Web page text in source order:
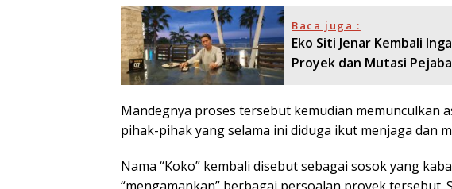
Baca juga :
Eko Siti Jenar Kembali
Proyek dan Mutasi
Mandegnya proses tersebut kemudian memunculkan
pihak-pihak yang selama ini diduga ikut menjaga dan
Nama “Koko” kembali disebut sebagai sosok yang